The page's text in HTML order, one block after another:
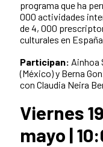
programa que ha
000 actividades
de 4, 000
culturales en
Participan: Ainhoa
(México) y Berna
con Claudia Neira
Viernes
mayo |